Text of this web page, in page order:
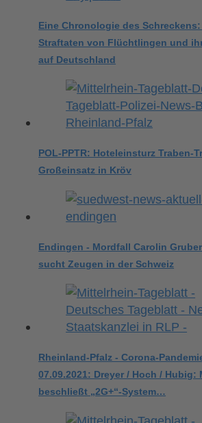
Eine Chronologie des
Straftaten von Flüchtlingen und
auf Deutschland
POL-PPTR: Hoteleinsturz Traben-
Großeinsatz in Kröv
Endingen - Mordfall Carolin
sucht Zeugen in der Schweiz
Rheinland-Pfalz - Corona-
07.09.2021: Dreyer / Hoch / Hubig:
beschließt „2G+“-System…